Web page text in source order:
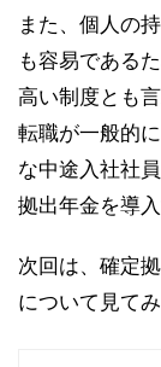
また、個人の
も容易である
高い制度とも
転職が一般的
な中途入社社
拠出年金を導
次回は、確定
について見てみ